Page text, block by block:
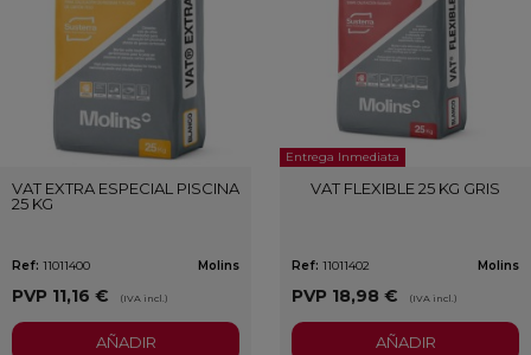
VAT EXTRA ESPECIAL PISCINA
25 KG
Ref: 11011400 Molins
PVP 11,16 € (IVA incl.)
AÑADIR
Entrega Inmediata
VAT FLEXIBLE 25 KG GRIS
Ref: 11011402 Molins
PVP 18,98 € (IVA incl.)
AÑADIR